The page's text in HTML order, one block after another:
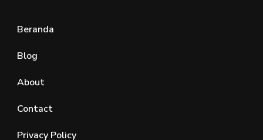
Beranda
Blog
About
Contact
Privacy Policy